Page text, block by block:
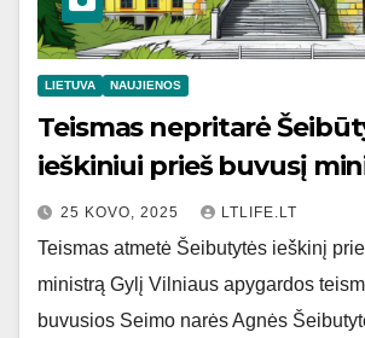
LIETUVA NAUJIENOS
Teismas nepritarė
ieškiniui prieš buvusį
25 KOVO, 2025 LTLIFE.LT
Teismas atmetė Šeibutytės ieškinį
ministrą Gylį Vilniaus apygardos
buvusios Seimo narės Agnės